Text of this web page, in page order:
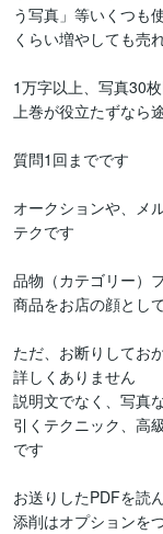
う写真」等いくつも
くらい増やしても売
1万字以上、写真30
上巻が役立たずなら
質問1回までです
オークションや、メ
テクです
品物（カテゴリー）
商品をお店の顔とし
ただ、お断りしてお
詳しくありません
説明文でなく、写真
引くテクニック、高
です
お送りしたPDFを読
添削はオプションを